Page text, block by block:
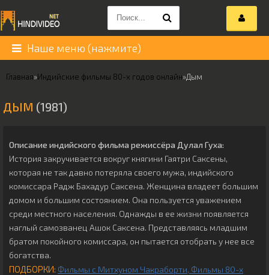
Наше меню (нажмите)
Главная»Индийские фильмы 80-х годов онлайн»Дым
ДЫМ (1981)
Описание индийского фильма режиссёра Дулал Гуха:
История закручивается вокруг княгини Гаятри Саксены,
которая не так давно потеряла своего мужа, индийского
комиссара Радж Бахадур Саксена. Женщина владеет большим
домом и большим состоянием. Она пользуется уважением
среди местного населения. Однажды в ее жизни появляется
наглый самозванец Ашок Саксена. Представляясь младшим
братом покойного комиссара, он пытается отобрать у нее все
богатства.
ПОДБОРКИ: Фильмы с Митхуном Чакраборти Фильмы 80-х